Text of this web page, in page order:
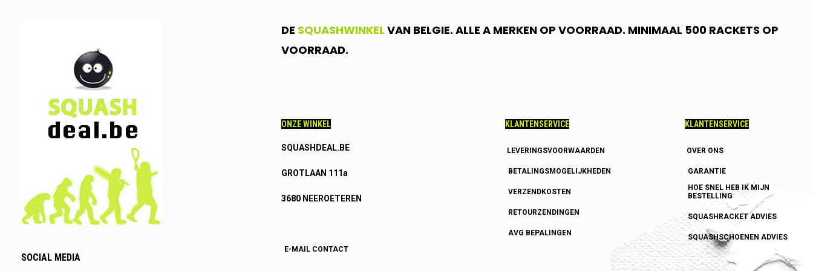
SOCIAL MEDIA
DE SQUASHWINKEL VAN BELGIE. ALLE A MERKEN OP VOORRAAD. MINIMAAL 500 RACKETS OP
VOORRAAD.
ONZE WINKEL
SQUASHDEAL.BE
GROTLAAN 111a
3680 NEEROETEREN
E-MAIL CONTACT
KLANTENSERVICE
LEVERINGSVOORWAARDEN
BETALINGSMOGELIJKHEDEN
VERZENDKOSTEN
RETOURZENDINGEN
AVG BEPALINGEN
KLANTENSERVICE
OVER ONS
GARANTIE
HOE SNEL HEB IK MIJN
BESTELLING
SQUASHRACKET ADVIES
SQUASHSCHOENEN ADVIES